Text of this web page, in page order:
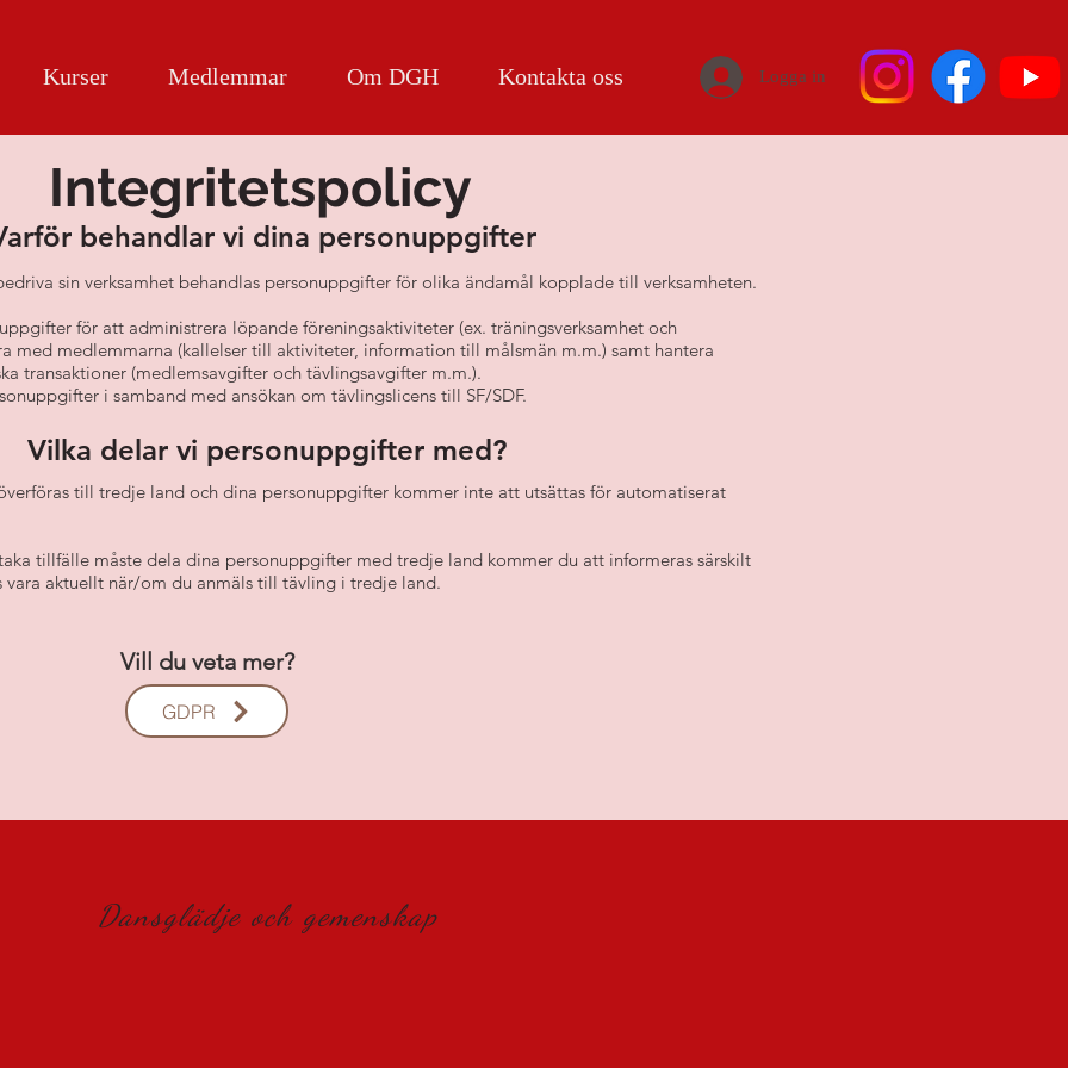
Kurser Medlemmar Om DGH Kontakta oss Logga in
Integritetspolicy
behandlar vi dina personuppgifter
sin verksamhet behandlas personuppgifter för olika ändamål kopplade till verksamheten.
för att administrera löpande föreningsaktiviteter (ex. träningsverksamhet och
med medlemmarna (kallelser till aktiviteter, information till målsmän m.m.) samt hantera
transaktioner (medlemsavgifter och tävlingsavgifter m.m.).
i samband med ansökan om tävlingslicens till SF/SDF.​
Vilka delar vi personuppgifter med?
till tredje land och dina personuppgifter kommer inte att utsättas för automatiserat
tillfälle måste dela dina personuppgifter med tredje land kommer du att informeras särskilt
vara aktuellt när/om du anmäls till tävling i tredje land.
Vill du veta mer?
GDPR
Dansglädje och gemenskap